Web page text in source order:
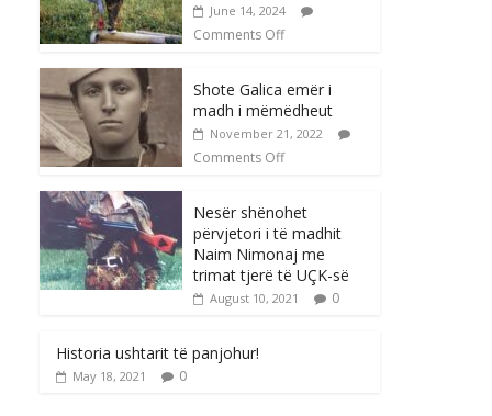
June 14, 2024
Comments Off
Shote Galica emër i
madh i mëmëdheut
November 21, 2022
Comments Off
Nesër shënohet
përvjetori i të madhit
Naim Nimonaj me
trimat tjerë të UÇK-së
August 10, 2021 0
Historia ushtarit të panjohur!
May 18, 2021 0